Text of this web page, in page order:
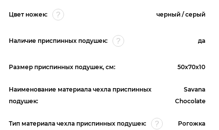
Цвет ножек: черный / серый
Наличие приспинных подушек: да
Размер приспинных подушек, см: 50х70х10
Наименование материала чехла приспинных
подушек:
Savana
Chocolate
Тип материала чехла приспинных подушек: Рогожка